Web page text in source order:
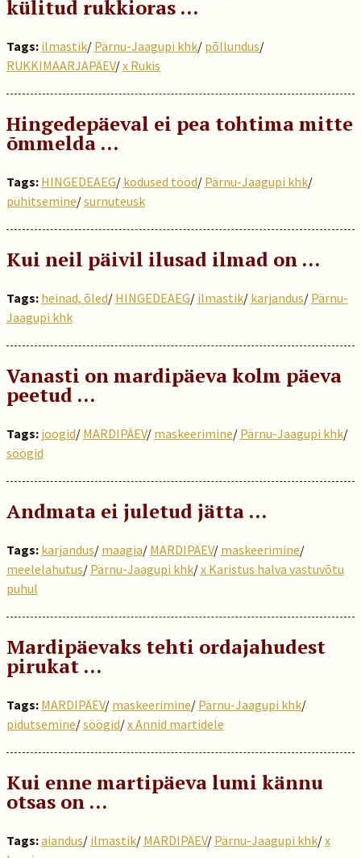
külitud rukkioras …
Tags: ilmastik/ Pärnu-Jaagupi khk/ põllundus/
RUKKIMAARJAPÄEV/x Rukis
Hingedepäeval ei pea tohtima mitte
õmmelda …
Tags: HINGEDEAEG/ kodused tööd/ Pärnu-Jaagupi khk/
pühitsemine/surnuteusk
Kui neil päivil ilusad ilmad on …
Tags: heinad, õled/ HINGEDEAEG/ ilmastik/ karjandus/ Pärnu-
Jaagupi khk
Vanasti on mardipäeva kolm päeva
peetud …
Tags: joogid/ MARDIPÄEV/ maskeerimine/ Pärnu-Jaagupi khk/
söögid
Andmata ei juletud jätta …
Tags: karjandus/ maagia/ MARDIPÄEV/ maskeerimine/
meelelahutus/ Pärnu-Jaagupi khk/x Karistus halva vastuvõtu
puhul
Mardipäevaks tehti ordajahudest
pirukat …
Tags: MARDIPÄEV/ maskeerimine/ Pärnu-Jaagupi khk/
pidutsemine/söögid/x Annid martidele
Kui enne martipäeva lumi kännu
otsas on …
Tags:aiandus/ ilmastik/ MARDIPÄEV/ Pärnu-Jaagupi khk/x